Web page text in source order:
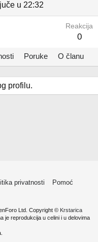
juče u 22:32
Reakcija
0
Poruke O članu
profilu.
privatnosti
Pomoć
Ltd. Copyright © Krstarica
je reprodukcija u celini i u delovima